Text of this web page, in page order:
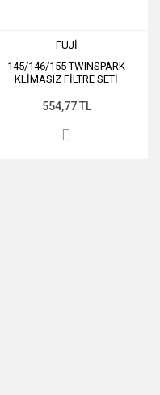
FUJİ
145/146/155 TWINSPARK
KLİMASIZ FİLTRE SETİ
554,77 TL